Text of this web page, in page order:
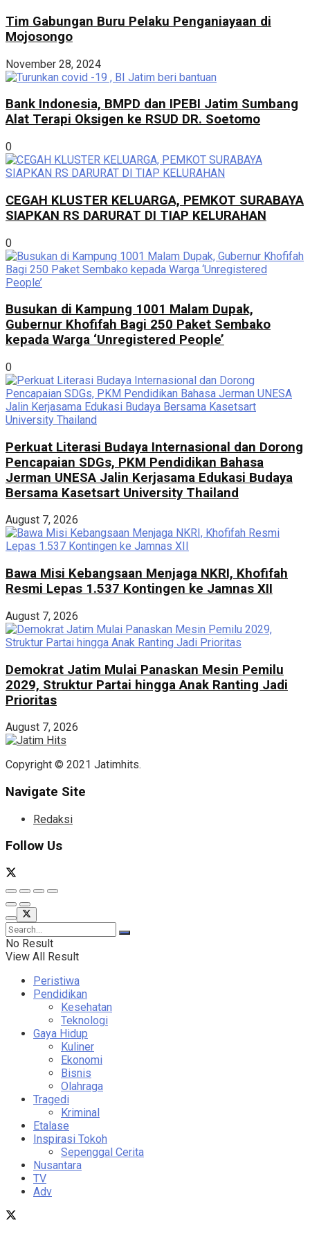
Tim Gabungan Buru Pelaku Penganiayaan di
Mojosongo
November 28, 2024
Bank Indonesia, BMPD dan IPEBI Jatim Sumbang
Alat Terapi Oksigen ke RSUD DR. Soetomo
0
CEGAH KLUSTER KELUARGA, PEMKOT SURABAYA
SIAPKAN RS DARURAT DI TIAP KELURAHAN
0
Busukan di Kampung 1001 Malam Dupak,
Gubernur Khofifah Bagi 250 Paket Sembako
kepada Warga ‘Unregistered People’
0
Perkuat Literasi Budaya Internasional dan Dorong
Pencapaian SDGs, PKM Pendidikan Bahasa
Jerman UNESA Jalin Kerjasama Edukasi Budaya
Bersama Kasetsart University Thailand
August 7, 2026
Bawa Misi Kebangsaan Menjaga NKRI, Khofifah
Resmi Lepas 1.537 Kontingen ke Jamnas XII
August 7, 2026
Demokrat Jatim Mulai Panaskan Mesin Pemilu
2029, Struktur Partai hingga Anak Ranting Jadi
Prioritas
August 7, 2026
Copyright © 2021 Jatimhits.
Navigate Site
Redaksi
Follow Us
No Result
View All Result
Peristiwa
Pendidikan
Kesehatan
Teknologi
Gaya Hidup
Kuliner
Ekonomi
Bisnis
Olahraga
Tragedi
Kriminal
Etalase
Inspirasi Tokoh
Sepenggal Cerita
Nusantara
TV
Adv